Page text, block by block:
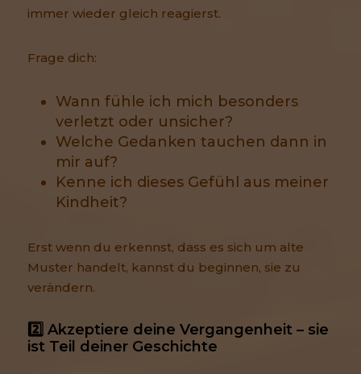
immer wieder gleich reagierst.
Frage dich:
Wann fühle ich mich besonders
verletzt oder unsicher?
Welche Gedanken tauchen dann in
mir auf?
Kenne ich dieses Gefühl aus meiner
Kindheit?
Erst wenn du erkennst, dass es sich um alte
Muster handelt, kannst du beginnen, sie zu
verändern.
2️⃣ Akzeptiere deine Vergangenheit – sie
ist Teil deiner Geschichte